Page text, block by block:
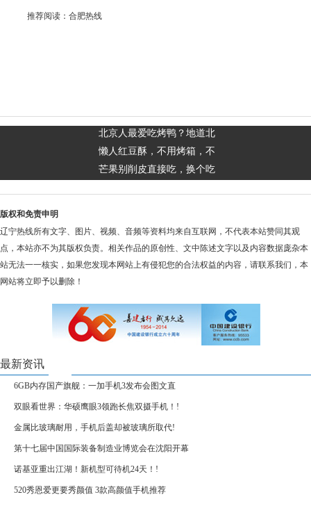
推荐阅读： 合肥热线
北京人最爱吃烤鸭？地道北
懒人红豆酥，不用烤箱，不
芒果别削皮直接吃，换个吃
版权和免责申明
辽宁热线所有文字、图片、视频、音频等资料均来自互联网，不代表本站赞同其观
点，本站亦不为其版权负责。相关作品的原创性、文中陈述文字以及内容数据庞杂本
站无法一一核实，如果您发现本网站上有侵犯您的合法权益的内容，请联系我们，本
网站将立即予以删除！
最新资讯
6GB内存国产旗舰：一加手机3发布会图文直
双眼看世界：华硕鹰眼3领跑长焦双摄手机！!
金属比玻璃耐用，手机后盖却被玻璃所取代!
第十七届中国国际装备制造业博览会在沈阳开幕
诺基亚重出江湖！新机型可待机24天！!
520秀恩爱更要秀颜值 3款高颜值手机推荐